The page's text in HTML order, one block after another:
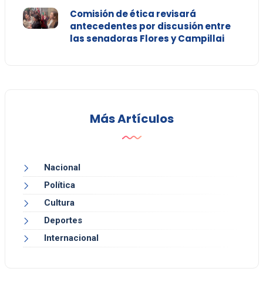
Comisión de ética revisará
antecedentes por discusión entre
las senadoras Flores y Campillai
Más Artículos
Nacional
Política
Cultura
Deportes
Internacional